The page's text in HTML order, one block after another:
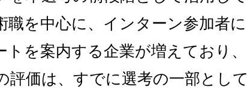
職を中心に、インターン参加者に
を案内する企業が増えており、
評価は、すでに選考の一部として